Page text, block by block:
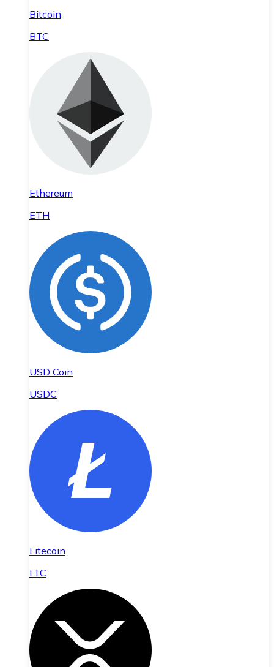
Bitcoin
BTC
Ethereum
ETH
USD Coin
USDC
Litecoin
LTC